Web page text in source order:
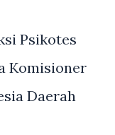
Psikotes
Komisioner
Daerah